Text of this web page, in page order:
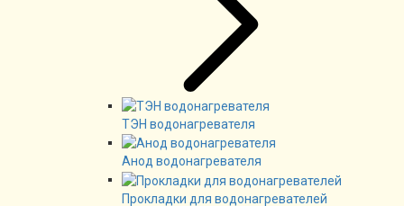
ТЭН водонагревателя
Анод водонагревателя
Прокладки для водонагревателей